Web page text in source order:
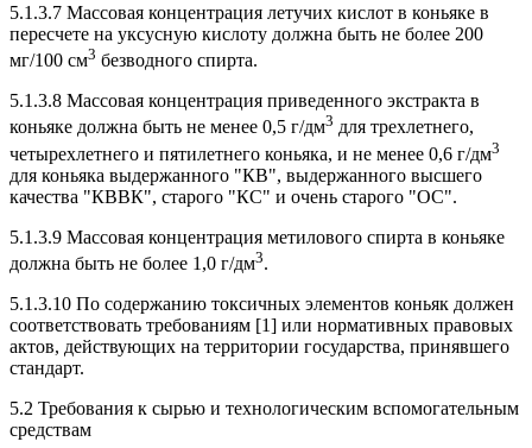
5.1.3.7 Массовая концентрация летучих кислот в коньяке в
пересчете на уксусную кислоту должна быть не более 200
мг/100 см3 безводного спирта.
5.1.3.8 Массовая концентрация приведенного экстракта в
коньяке должна быть не менее 0,5 г/дм3 для трехлетнего,
четырехлетнего и пятилетнего коньяка, и не менее 0,6 г/дм3
для коньяка выдержанного "КB", выдержанного высшего
качества "КВВК", старого "КС" и очень старого "ОС".
5.1.3.9 Массовая концентрация метилового спирта в коньяке
должна быть не более 1,0 г/дм3.
5.1.3.10 По содержанию токсичных элементов коньяк должен
соответствовать требованиям [1] или нормативных правовых
актов, действующих на территории государства, принявшего
стандарт.
5.2 Требования к сырью и технологическим вспомогательным
средствам